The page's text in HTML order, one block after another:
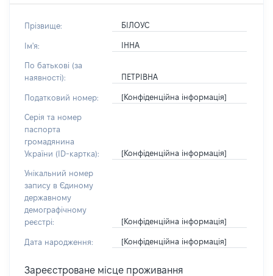
Прізвище: БІЛОУС
Ім'я: ІННА
По батькові (за
наявності):
ПЕТРІВНА
Податковий номер: [Конфіденційна інформація]
Серія та номер
паспорта
громадянина
України (ID-картка):
[Конфіденційна інформація]
Унікальний номер
запису в Єдиному
державному
демографічному
реєстрі:
[Конфіденційна інформація]
Дата народження: [Конфіденційна інформація]
Зареєстроване місце проживання